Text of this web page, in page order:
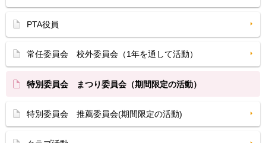
PTA役員
常任委員会 校外委員会（1年を通して活動）
特別委員会 まつり委員会（期間限定の活動）
特別委員会 推薦委員会(期間限定の活動)